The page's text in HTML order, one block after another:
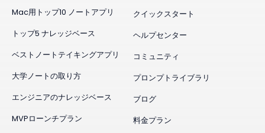
Mac用トップ10 ノートアプリ
トップ5 ナレッジベース
ベストノートテイキングアプリ
大学ノートの取り方
エンジニアのナレッジベース
MVPローンチプラン
クイックスタート
ヘルプセンター
コミュニティ
プロンプトライブラリ
ブログ
料金プラン